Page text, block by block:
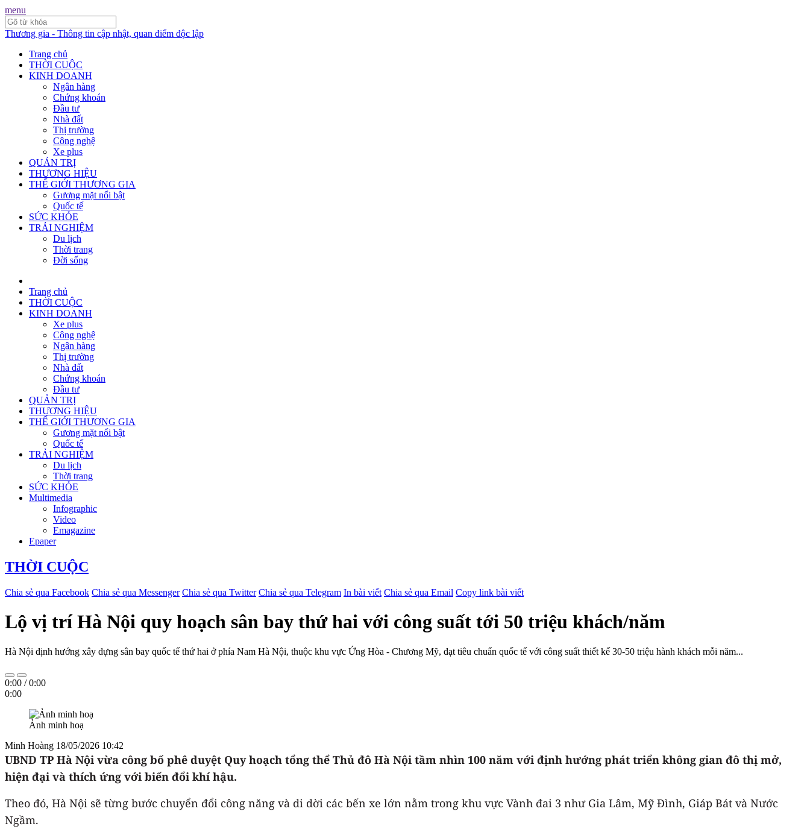
menu
Thương gia - Thông tin cập nhật, quan điểm độc lập
Trang chủ
THỜI CUỘC
KINH DOANH
Ngân hàng
Chứng khoán
Đầu tư
Nhà đất
Thị trường
Công nghệ
Xe plus
QUẢN TRỊ
THƯƠNG HIỆU
THẾ GIỚI THƯƠNG GIA
Gương mặt nổi bật
Quốc tế
SỨC KHỎE
TRẢI NGHIỆM
Du lịch
Thời trang
Đời sống
Trang chủ
THỜI CUỘC
KINH DOANH
Xe plus
Công nghệ
Ngân hàng
Thị trường
Nhà đất
Chứng khoán
Đầu tư
QUẢN TRỊ
THƯƠNG HIỆU
THẾ GIỚI THƯƠNG GIA
Gương mặt nổi bật
Quốc tế
TRẢI NGHIỆM
Du lịch
Thời trang
SỨC KHỎE
Multimedia
Infographic
Video
Emagazine
Epaper
THỜI CUỘC
Chia sẻ qua Facebook Chia sẻ qua Messenger Chia sẻ qua Twitter Chia sẻ qua Telegram In bài viết Chia sẻ qua Email Copy link bài viết
Lộ vị trí Hà Nội quy hoạch sân bay thứ hai với công suất tới 50 triệu khách/năm
Hà Nội định hướng xây dựng sân bay quốc tế thứ hai ở phía Nam Hà Nội, thuộc khu vực Ứng Hòa - Chương Mỹ, đạt tiêu chuẩn quốc tế với công suất thiết kế 30-50 triệu hành khách mỗi năm...
0:00 /0:00
0:00
Ảnh minh hoạ
Minh Hoàng 18/05/2026 10:42
UBND TP Hà Nội vừa công bố phê duyệt Quy hoạch tổng thể Thủ đô Hà Nội tầm nhìn 100 năm với định hướng phát triển không gian đô thị mở,
hiện đại và thích ứng với biến đổi khí hậu.
Theo đó, Hà Nội sẽ từng bước chuyển đổi công năng và di dời các bến xe lớn nằm trong khu vực Vành đai 3 như Gia Lâm, Mỹ Đình, Giáp Bát và Nước
Ngầm.